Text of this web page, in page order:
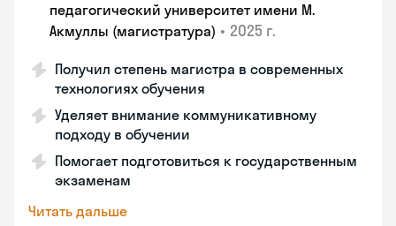
педагогический университет имени М.
Акмуллы (магистратура) • 2025 г.
Получил степень магистра в современных
технологиях обучения
Уделяет внимание коммуникативному
подходу в обучении
Помогает подготовиться к государственным
экзаменам
Читать дальше